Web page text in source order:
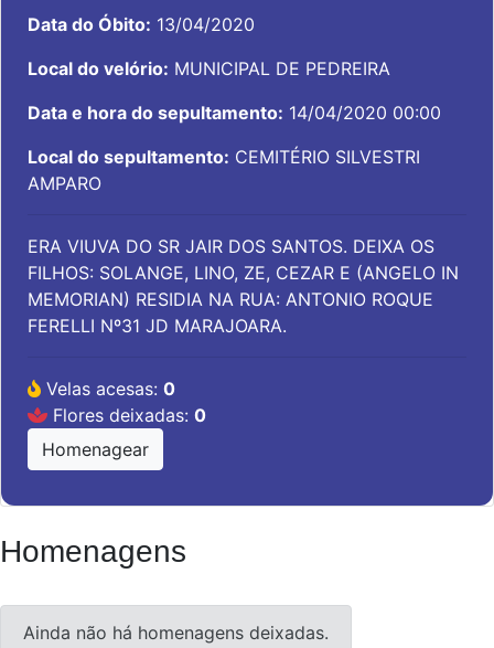
Data do Óbito: 13/04/2020
Local do velório: MUNICIPAL DE PEDREIRA
Data e hora do sepultamento: 14/04/2020 00:00
Local do sepultamento: CEMITÉRIO SILVESTRI
AMPARO
ERA VIUVA DO SR JAIR DOS SANTOS. DEIXA OS
FILHOS: SOLANGE, LINO, ZE, CEZAR E (ANGELO IN
MEMORIAN) RESIDIA NA RUA: ANTONIO ROQUE
FERELLI Nº31 JD MARAJOARA.
Velas acesas: 0
Flores deixadas: 0
Homenagear
Homenagens
Ainda não há homenagens deixadas.